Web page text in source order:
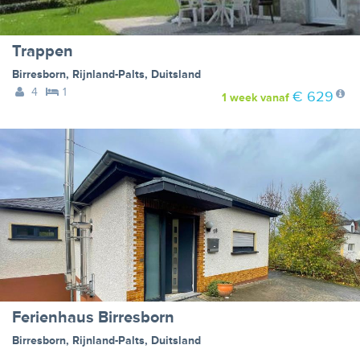
Trappen
Birresborn, Rijnland-Palts, Duitsland
4
1 1 weekvanaf € 629
Ferienhaus Birresborn
Birresborn, Rijnland-Palts, Duitsland